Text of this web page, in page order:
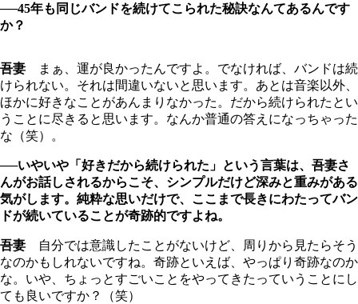
──45年も同じバンドを続けてこられた秘訣なんてあるんです
か？
吾妻 まぁ、運が良かったんですよ。でなければ、バンドは続
けられない。それは間違いないと思います。あとは音楽以外、
ほかに好きなことがあんまりなかった。だから続けられたとい
うことに尽きると思います。なんか普通の答えになっちゃった
な（笑）。
──いやいや「好きだから続けられた」という言葉は、吾妻さ
んがお話しされるからこそ、シンプルだけど深みと重みがある
気がします。純粋な思いだけで、ここまで長きにわたってバン
ドが続いていることが奇跡的ですよね。
吾妻 自分では意識したことがないけど、周りから見たらそう
なのかもしれないですね。奇跡といえば、やっぱり奇跡なのか
な。いや、ちょっとすごいことをやってきたっていうことにし
ても良いですか？（笑）